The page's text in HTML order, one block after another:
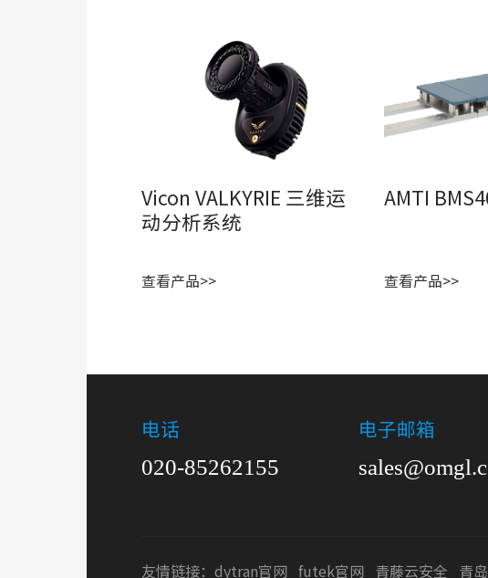
Vicon VALKYRIE 三维运
动分析系统
查看产品>>
AMTI
查看产品>>
电话
020-85262155
电子邮箱
友情链接：dytran官网 futek官网 青藤云安全 青